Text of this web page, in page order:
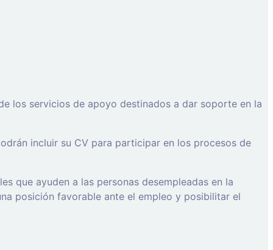
los servicios de apoyo destinados a dar soporte en la
incluir su CV para participar en los procesos de
que ayuden a las personas desempleadas en la
posición favorable ante el empleo y posibilitar el